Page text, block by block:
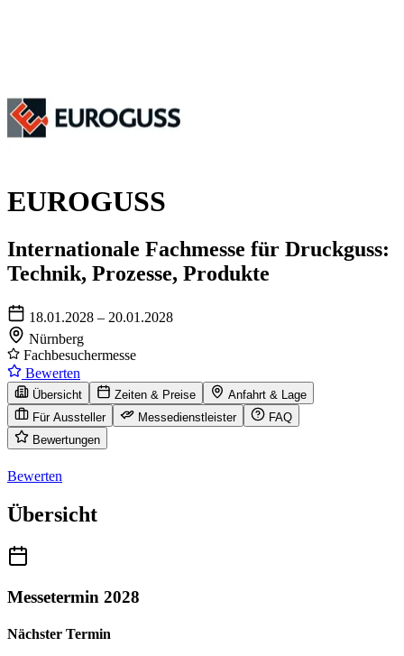
EUROGUSS
Internationale Fachmesse für Druckguss:
Technik, Prozesse, Produkte
18.01.2028 – 20.01.2028
Nürnberg
Fachbesuchermesse
Bewerten
Übersicht Zeiten & Preise
Anfahrt & Lage
Für Aussteller
Messedienstleister
FAQ
Bewertungen
Bewerten
Übersicht
Messetermin 2028
Nächster Termin